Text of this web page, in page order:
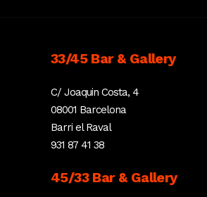
33/45 Bar & Gallery
C/ Joaquin Costa, 4
08001 Barcelona
Barri el Raval
931 87 41 38
45/33 Bar & Gallery